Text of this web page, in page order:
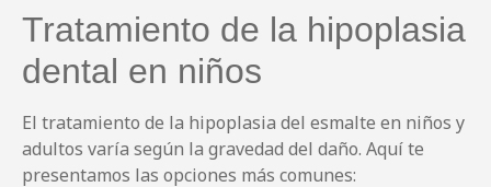
Tratamiento de la hipoplasia
dental en niños
El tratamiento de la hipoplasia del esmalte en niños y
adultos varía según la gravedad del daño. Aquí te
presentamos las opciones más comunes: